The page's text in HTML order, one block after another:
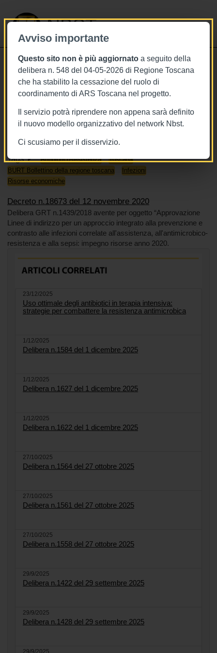
Avviso importante
Questo sito non è più aggiornato a seguito della
delibera n. 548 del 04-05-2026 di Regione Toscana
che ha stabilito la cessazione del ruolo di
coordinamento di ARS Toscana nel progetto.
Il servizio potrà riprendere non appena sarà definito
il nuovo modello organizzativo del network Nbst.
Ci scusiamo per il disservizio.
NBST
12/11/2020
Decreto n.18673 del 12 novembre
2020
Tags Antibiotico-resistenza
Toscana
BURT Bollettino della regione toscana
Infezioni
Risorse economiche
Decreto n.18673 del 12 novembre 2020
Delibera GRT n.1439/2018 avente per oggetto “Approvazione
Linee di indirizzo per un approccio integrato alla prevenzione e
contrasto alle infezioni correlate all'assistenza, all'antimicrobico-
resistenza e alla sepsi: impegno risorse anno 2020.
23/12/2025
Uso ottimale degli antibiotici in terapia intensiva:
strategie per combattere la resistenza antimicrobica
1/12/2025
Delibera n.1584 del 1 dicembre 2025
1/12/2025
Delibera n.1627 del 1 dicembre 2025
1/12/2025
Delibera n.1622 del 1 dicembre 2025
27/10/2025
Delibera n.1564 del 27 ottobre 2025
27/10/2025
Delibera n.1561 del 27 ottobre 2025
27/10/2025
Delibera n.1558 del 27 ottobre 2025
29/9/2025
Delibera n.1422 del 29 settembre 2025
29/9/2025
Delibera n.1428 del 29 settembre 2025
29/9/2025